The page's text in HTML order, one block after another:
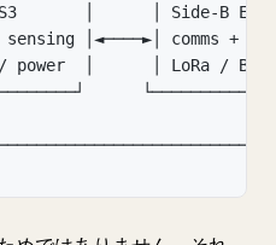
S3       │      │ Side-B
│◄────►│ comms +
power  │      │ LoRa / BLE